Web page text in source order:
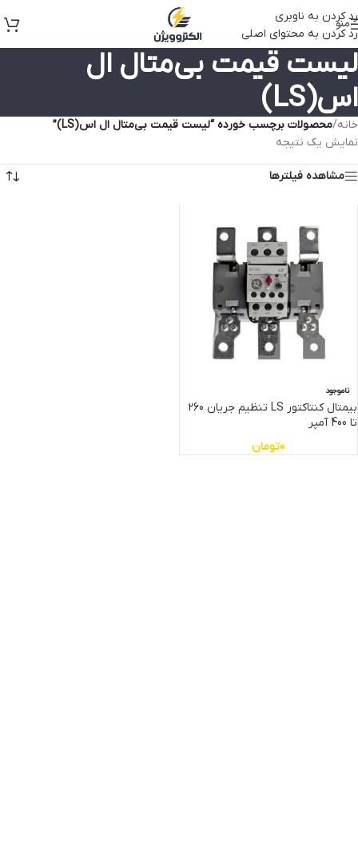
رد کردن به ناوبری
رد کردن به محتوای اصلی
منو
لیست قیمت بی‌متال ال
اس(LS)
خانه/محصولات برچسب خورده “لیست قیمت بی‌متال ال اس(LS)”
نمایش یک نتیجه
مشاهده فیلترها
ناموجود
بیمتال کنتاکتور LS تنظیم جریان 260
تا 400 آمپر
0تومان